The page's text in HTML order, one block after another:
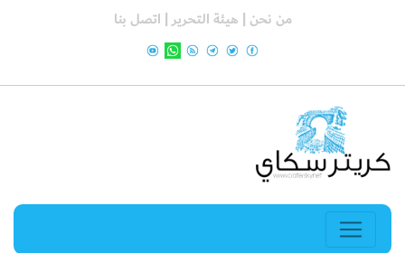
من نحن | هيئة التحرير | اتصل بنا